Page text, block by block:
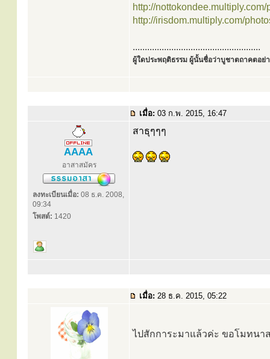
http://
http://irisdom.multiply.com/
.....................................................
ผู้ใดประพฤติธรรม ผู้นั้นชื่อว่าบูชาตถาคตอย่า
เมื่อ: 03 ก.พ. 2015, 16:47
AAAA
อาสาสมัคร
ลงทะเบียนเมื่อ: 08 ธ.ค. 2008,
09:34
โพสต์: 1420
สาธุๆๆๆ
เมื่อ: 28 ธ.ค. 2015, 05:22
ไปสักการะมาแล้วค่ะ ขอโมทนา